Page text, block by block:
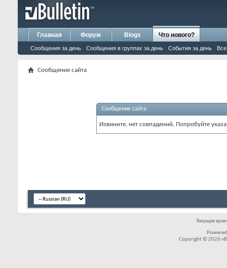
Главная Форум Blogs Что нового?
Сообщения за день Сообщения в группах за день События за день
Сообщение сайта
Сообщение сайта
Извините, нет совпадений. Попробуйте
Текущее
Copyright © 2026